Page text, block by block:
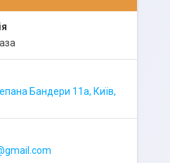
Бандери 11а, Київ,